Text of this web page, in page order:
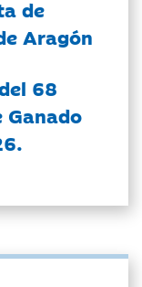
de
Aragón
68
Ganado